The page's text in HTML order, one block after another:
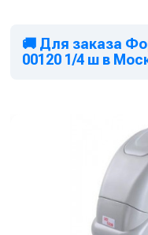
🚚 Для заказа
00120 1/4 ш в